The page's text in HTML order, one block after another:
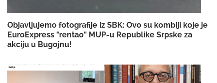
Objavljujemo fotografije iz SBK: Ovo su kombiji koje je
EuroExpress "rentao" MUP-u Republike Srpske za
akciju u Bugojnu!